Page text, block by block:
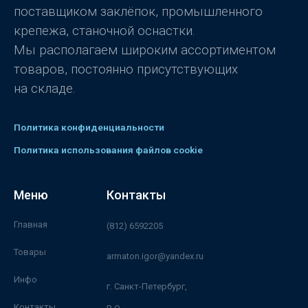
поставщиком заклёпок, промышленного
крепежа, станочной оснастки.
Мы располагаем широким ассортиментом
товаров, постоянно присутствующих
на складе.
Политика конфиденциальности
Политика использования файлов cookie
Меню
Главная
Товары
Инфо
Контакты
(812) 6592205
armaton.igor@yandex.ru
г. Санкт-Петербург,